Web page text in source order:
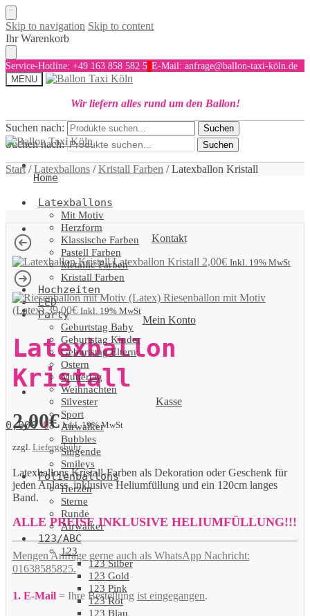
Skip to navigation Skip to content
Ihr Warenkorb
Service-Hotline: +49 163 858 582 5 E-Mail: anfrage@ballon-taxi-köln.de
MENU
Wir liefern alles rund um den Ballon!
Suchen nach: Suchen
Kontakt
Mein Konto
Kasse
0,00€ 0
Suchen nach: Suchen
Home
Latexballons
Mit Motiv
Herzform
Klassische Farben
Pastell Farben
Metallic Farben
Kristall Farben
Hochzeiten
LED
Party
Geburtstag Baby
Geburtstag Kinder
Geburtstag Eltern
Ostern
Muttertag
Weihnachten
Silvester
Sport
Airwalker
Bubbles
Singende
Smileys
Folienballons
Herzen
Sterne
Runde
Airwalker
123/ABC
123
123 Silber
123 Gold
123 Pink
123 Rot
123 Blau
Start /Latexballons /Kristall Farben /Latexballon Kristall
Latexballon Kristall 2,00€ Inkl. 19% MwSt
Riesenballon mit Motiv
(Latex) 39,00€ Inkl. 19% MwSt
Latexballon
Kristall
2,00€ Inkl. 19% MwSt
zzgl. Liefergebühr
Latexballons Kristall-Farben als Dekoration oder Geschenk für
jeden Anlass, inklusive Heliumfüllung und ein 120cm langes
Band.
ALLE PREISE INKLUSIVE HELIUMFÜLLUNG!!!
Mengen Anfrage gerne auch als WhatsApp Nachricht:
01638585825.
1. E-Mail= Ihre Bestellung ist eingegangen.